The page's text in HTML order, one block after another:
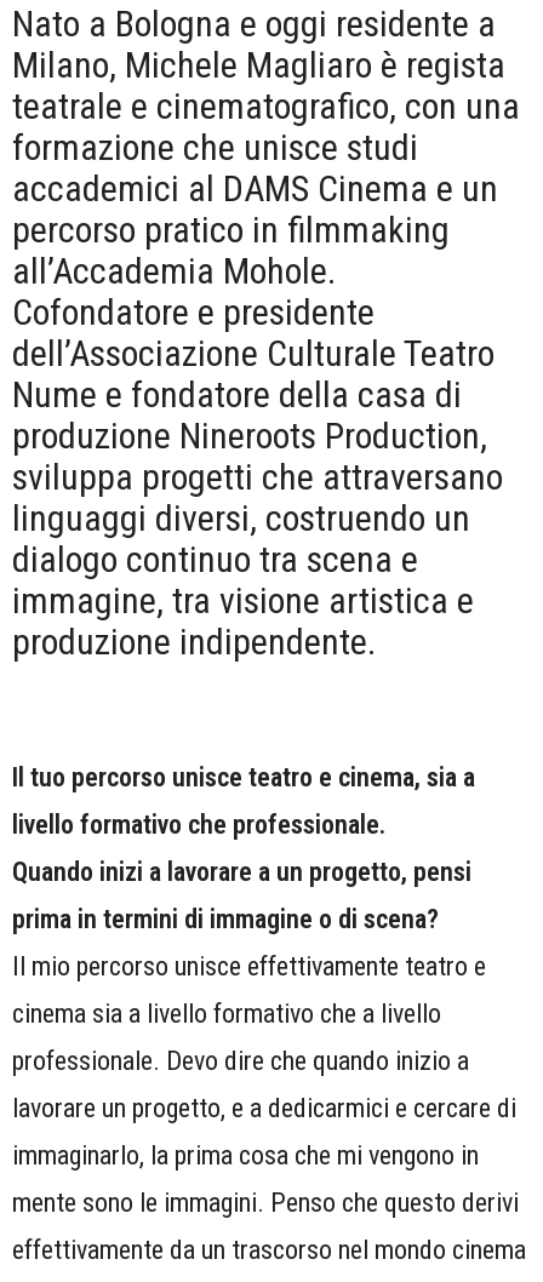
Nato a Bologna e oggi residente a
Milano, Michele Magliaro è regista
teatrale e cinematografico, con una
formazione che unisce studi
accademici al DAMS Cinema e un
percorso pratico in filmmaking
all’Accademia Mohole.
Cofondatore e presidente
dell’Associazione Culturale Teatro
Nume e fondatore della casa di
produzione Nineroots Production,
sviluppa progetti che attraversano
linguaggi diversi, costruendo un
dialogo continuo tra scena e
immagine, tra visione artistica e
produzione indipendente.
Il tuo percorso unisce teatro e cinema, sia a
livello formativo che professionale.
Quando inizi a lavorare a un progetto, pensi
prima in termini di immagine o di scena?
Il mio percorso unisce effettivamente teatro e
cinema sia a livello formativo che a livello
professionale. Devo dire che quando inizio a
lavorare un progetto, e a dedicarmici e cercare di
immaginarlo, la prima cosa che mi vengono in
mente sono le immagini. Penso che questo derivi
effettivamente da un trascorso nel mondo cinema